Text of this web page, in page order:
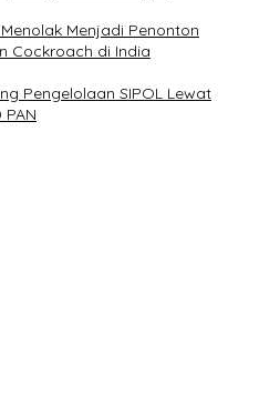
Menjadi Penonton
Cockroach di India
Pengelolaan SIPOL Lewat